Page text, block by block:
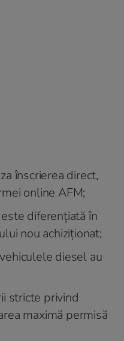
înscrierea direct,
online AFM;
diferențiată în
nou achiziționat;
diesel au
stricte privind
maximă permisă